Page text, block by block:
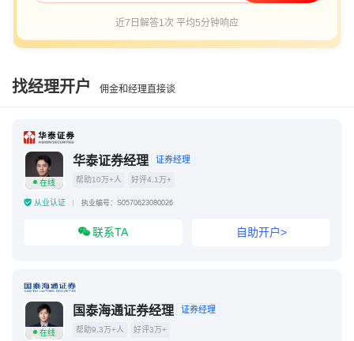
近7日解答1次 平均5分钟响应
找经理开户 佣金和经理直接谈
在线
华泰证券经理 证券经理
帮助10万+人 好评4.1万+
从业认证 执业编号：S0570623080026
联系TA 自助开户>
在线
国泰海通证券经理 证券经理
帮助9.3万+人 好评3万+